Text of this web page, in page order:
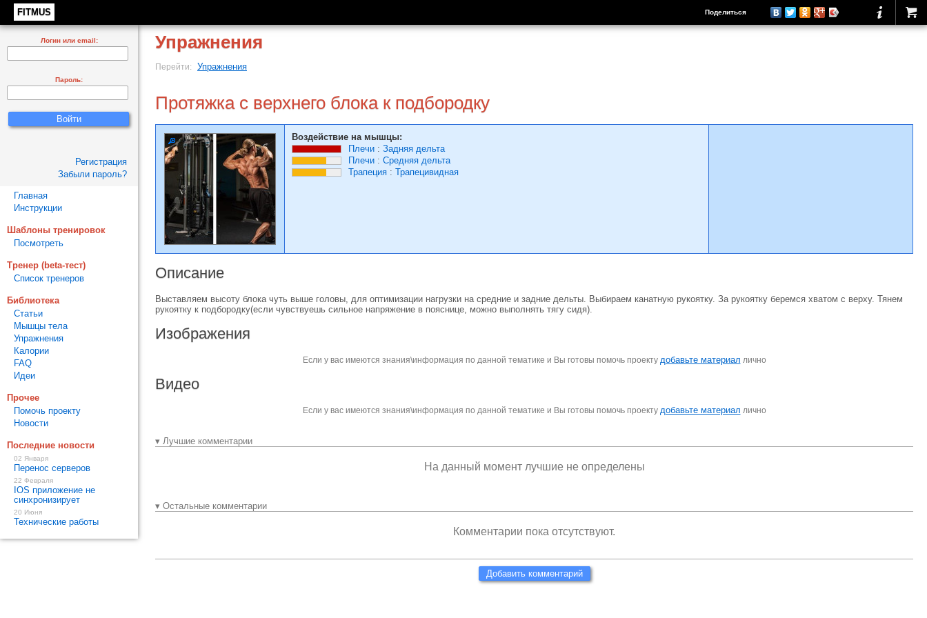
FITMUS Поделиться
Упражнения
Перейти: Упражнения
Протяжка с верхнего блока к подбородку
Воздействие на мышцы:
Плечи : Задняя дельта
Плечи : Средняя дельта
Трапеция : Трапецивидная
Описание
Выставляем высоту блока чуть выше головы, для оптимизации нагрузки на средние и задние дельты. Выбираем канатную рукоятку. За рукоятку беремся хватом с верху. Тянем
рукоятку к подбородку(если чувствуешь сильное напряжение в пояснице, можно выполнять тягу сидя).
Изображения
Если у вас имеются знания\информация по данной тематике и Вы готовы помочь проекту добавьте материал лично
Видео
Если у вас имеются знания\информация по данной тематике и Вы готовы помочь проекту добавьте материал лично
▾ Лучшие комментарии
На данный момент лучшие не определены
▾ Остальные комментарии
Комментарии пока отсутствуют.
Добавить комментарий
Логин или email:
Пароль:
Регистрация
Забыли пароль?
Главная
Инструкции
Шаблоны тренировок
Посмотреть
Тренер (beta-тест)
Список тренеров
Библиотека
Статьи
Мышцы тела
Упражнения
Калории
FAQ
Идеи
Прочее
Помочь проекту
Новости
Последние новости
02 Января
Перенос серверов
22 Февраля
IOS приложение не
синхронизирует
20 Июня
Технические работы